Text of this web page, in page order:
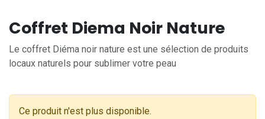
Coffret Diema Noir Nature
Le coffret Diéma noir nature est une sélection de produits
locaux naturels pour sublimer votre peau
Ce produit n'est plus disponible.